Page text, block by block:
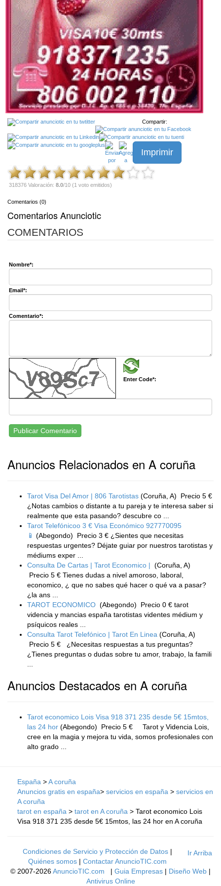
Compartir:
Imprimir
318376 Valoración: 8.0/10 (1 voto emitidos)
Comentarios (0)
Comentarios Anunciotic
COMENTARIOS
Nombre*:
Email*:
Comentario*:
Enter Code*:
Publicar Comentario
Anuncios Relacionados en A coruña
Tarot Visa Del Amor | 806 Tarotistas (Coruña, A)
Precio 5 €
¿Notas cambios o distante a tu pareja y te interesa saber si
realmente que esta pasando? descubre co ...
Tarot Telefónicoo 3 € Visa Económico 927770095
📱 (Abegondo)
Precio 3 € ¿Sientes que necesitas
respuestas urgentes? Déjate guiar por nuestros tarotistas y
médiums exper ...
Consulta De Cartas | Tarot Economico | (Coruña, A)
Precio 5 € Tienes dudas a nivel amoroso, laboral,
economico, ¿ que no sabes qué hacer o qué va a pasar?
¿la ans ...
TAROT ECONOMICO (Abegondo)
Precio 0 € tarot
videncia y mancias españa tarotistas videntes médium y
psíquicos reales ...
Consulta Tarot Telefónico | Tarot En Linea (Coruña, A)
Precio 5 € ¿Necesitas respuestas a tus preguntas?
¿Tienes preguntas o dudas sobre tu amor, trabajo, la famili
...
Anuncios Destacados en A coruña
Tarot economico Lois Visa 918 371 235 desde 5€ 15mtos,
las 24 hor (Abegondo)
Precio 5 € Tarot y Videncia Lois,
cree en la magia y mejora tu vida, somos profesionales con
alto grado ...
España >A coruña
Anuncios gratis en españa> servicios en españa > servicios en
A coruña
tarot en españa > tarot en A coruña > Tarot economico Lois
Visa 918 371 235 desde 5€ 15mtos, las 24 hor en A coruña
Ir Arriba
Condiciones de Servicio y Protección de Datos |
Quiénes somos | Contactar AnuncioTIC.com
© 2007-2026AnuncioTIC.com | Guia Empresas | Diseño Web |
Antivirus Online